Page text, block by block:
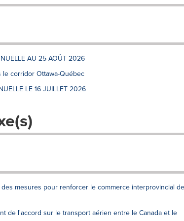
AU 25 AOÛT 2026
corridor Ottawa-Québec
LE 16 JUILLET 2026
mesures pour renforcer le commerce interprovincial de
de l'accord sur le transport aérien entre le Canada et le